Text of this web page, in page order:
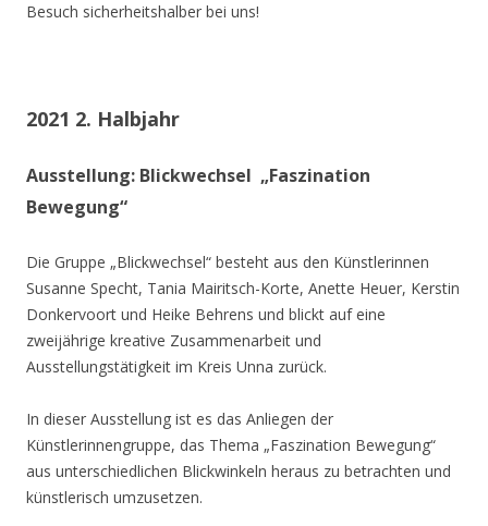
Besuch sicherheitshalber bei uns!
2021 2. Halbjahr
Ausstellung: Blickwechsel „Faszination
Bewegung“
Die Gruppe „Blickwechsel“ besteht aus den Künstlerinnen
Susanne Specht, Tania Mairitsch-Korte, Anette Heuer, Kerstin
Donkervoort und Heike Behrens und blickt auf eine
zweijährige kreative Zusammenarbeit und
Ausstellungstätigkeit im Kreis Unna zurück.
In dieser Ausstellung ist es das Anliegen der
Künstlerinnengruppe, das Thema „Faszination Bewegung“
aus unterschiedlichen Blickwinkeln heraus zu betrachten und
künstlerisch umzusetzen.